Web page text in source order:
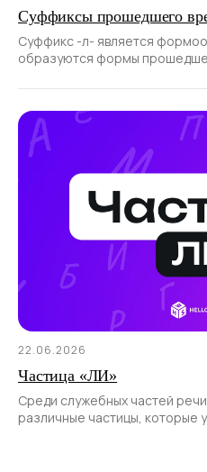
Суффиксы прошедшего
Суффикс -л- является
образуются формы
22.06.2026
Частица «ЛИ»
Среди служебных частей
различные частицы, которые